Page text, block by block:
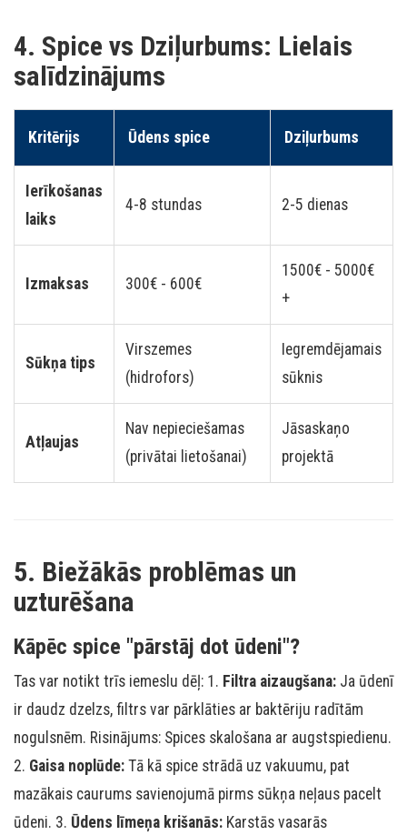
4. Spice vs Dziļurbums: Lielais
salīdzinājums
Kritērijs Ūdens spice Dziļurbums
Ierīkošanas
laiks
4-8 stundas 2-5 dienas
Izmaksas 300€ - 600€
1500€ - 5000€
+
Sūkņa tips
Virszemes
(hidrofors)
Iegremdējamais
sūknis
Atļaujas
Nav nepieciešamas
(privātai lietošanai)
Jāsaskaņo
projektā
5. Biežākās problēmas un
uzturēšana
Kāpēc spice "pārstāj dot ūdeni"?
Tas var notikt trīs iemeslu dēļ: 1. Filtra aizaugšana: Ja ūdenī
ir daudz dzelzs, filtrs var pārklāties ar baktēriju radītām
nogulsnēm. Risinājums: Spices skalošana ar augstspiedienu.
2. Gaisa noplūde: Tā kā spice strādā uz vakuumu, pat
mazākais caurums savienojumā pirms sūkņa neļaus pacelt
ūdeni. 3. Ūdens līmeņa krišanās: Karstās vasarās